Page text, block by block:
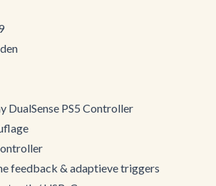
DualSense PS5 Controller
feedback & adaptieve triggers